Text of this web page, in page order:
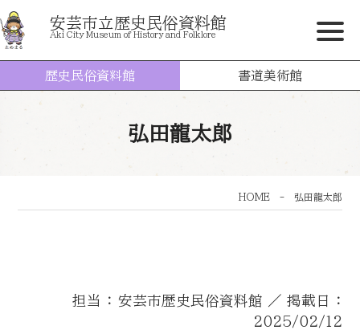
安芸市立歴史民俗資料館
Aki City Museum of History and Folklore
歴史民俗資料館 書道美術館
弘田龍太郎
HOME- 弘田龍太郎
担当 ： 安芸市歴史民俗資料館 ／ 掲載日 ：
2025/02/12